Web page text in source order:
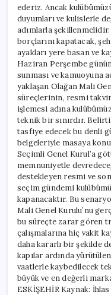
ederiz. Ancak
duyumları ve kulislerle
adımlarla
borçlarını kapatacak,
ayakları yere basan ve
Haziran Perşembe
sunması ve kamuoyuna
yaklaşan Olağan Mali
süreçlerinin, resmi
işlemesi adına
teknik bir sınırdır.
tasfiye edecek bu denli
belgeleriyle masaya
Seçimli Genel Kurul’a
memnuniyetle
destekleyen resmi ve
seçim gündemi
kapanacaktır. Bu
Mali Genel Kurulu’nu
bu süreçte zarar gören
çalışmalarına hiç vakit
daha kararlı bir şekilde
kapılar ardında
vaatlerle kaybedilecek
büyük ve en değerli
ESKİŞEHİR Kaynak: